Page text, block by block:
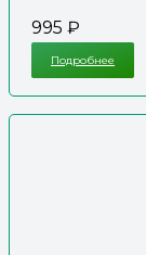
995 ₽
Подробнее